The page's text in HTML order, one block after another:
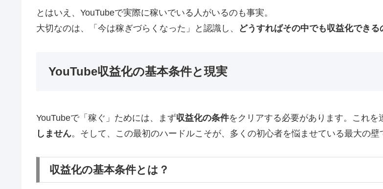
とはいえ、YouTubeで実際に稼いでいる人がいるのも事実。
大切なのは、「今は稼ぎづらくなった」と認識し、
どうすればその中でも収益化でき
YouTube収益化の基本条件と現実
YouTubeで「稼ぐ」ためには、まず収益化の条件をクリアする必要があります。これ
しません。そして、この最初のハードルこそが、多くの初心者を悩ませている最大の壁
収益化の基本条件とは？